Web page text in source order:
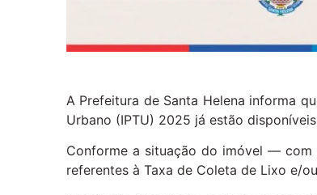
A Prefeitura de Santa Helena informa
Urbano (IPTU) 2025 já estão
Conforme a situação do imóvel —
referentes à Taxa de Coleta de Lixo e/